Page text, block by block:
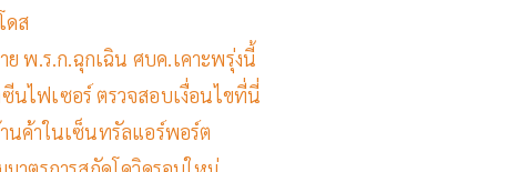
ดส
พ.ร.ก.ฉุกเฉิน ศบค.เคาะพรุ่งนี้
นไฟเซอร์ ตรวจสอบเงื่อนไขที่นี่
นค้าในเซ็นทรัลแอร์พอร์ต